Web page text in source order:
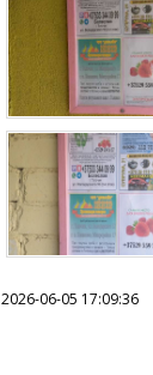
2026-06-05 17:09:36